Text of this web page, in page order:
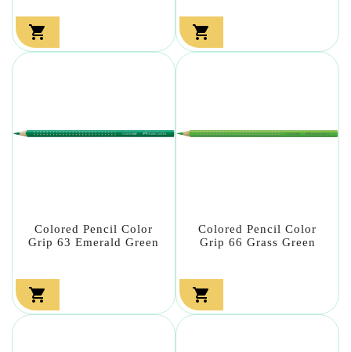
 
Colored Pencil Color
Grip 63 Emerald Green

Colored Pencil Color
Grip 66 Grass Green
